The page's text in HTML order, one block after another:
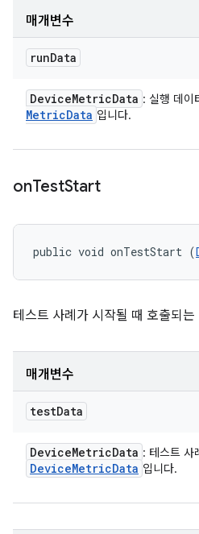
매개변수
runData
DeviceMetricData : 실행 데이
MetricData 입니다.
onTestStart
public void onTestStart (
테스트 사례가 시작될 때 호출되는
매개변수
testData
DeviceMetricData : 테스트 사
DeviceMetricData 입니다.